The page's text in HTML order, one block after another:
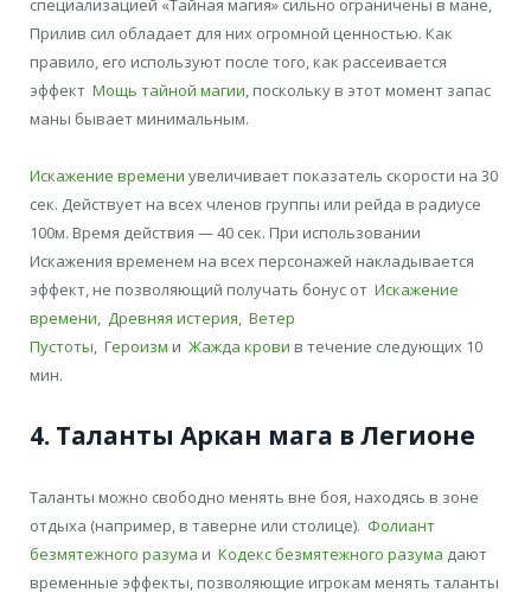
специализацией «Тайная магия» сильно ограничены в мане,
Прилив сил обладает для них огромной ценностью. Как
правило, его используют после того, как рассеивается
эффект Мощь тайной магии, поскольку в этот момент запас
маны бывает минимальным.
Искажение времени увеличивает показатель скорости на 30
сек. Действует на всех членов группы или рейда в радиусе
100м. Время действия — 40 сек. При использовании
Искажения временем на всех персонажей накладывается
эффект, не позволяющий получать бонус от Искажение
времени, Древняя истерия, Ветер
Пустоты, Героизм и Жажда крови в течение следующих 10
мин.
4. Таланты Аркан мага в Легионе
Таланты можно свободно менять вне боя, находясь в зоне
отдыха (например, в таверне или столице). Фолиант
безмятежного разума и Кодекс безмятежного разума дают
временные эффекты, позволяющие игрокам менять таланты